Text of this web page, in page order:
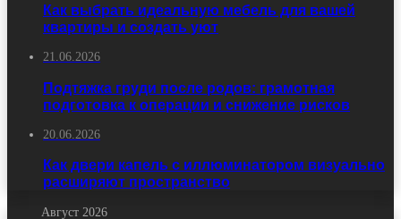
Как выбрать идеальную мебель для вашей
квартиры и создать уют
21.06.2026
Подтяжка груди после родов: грамотная
подготовка к операции и снижение рисков
20.06.2026
Как двери капель с иллюминатором визуально
расширяют пространство
Август 2026